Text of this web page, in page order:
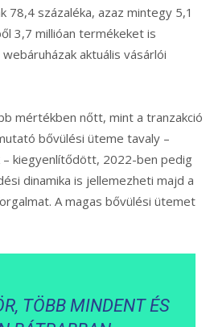
78,4 százaléka, azaz mintegy 5,1
3,7 millióan termékeket is
aktuális vásárlói
mértékben nőtt, mint a tranzakció
bővülési üteme tavaly –
– kiegyenlítődött, 2022-ben pedig
dinamika is jellemezheti majd a
A magas bővülési ütemet
TÖBB MINDENT ÉS